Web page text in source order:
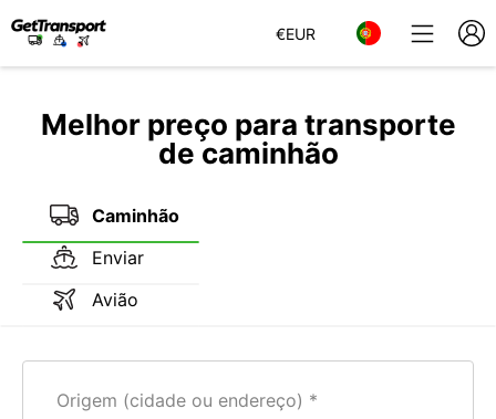
€EUR
Melhor preço para transporte
de caminhão
Caminhão
Enviar
Avião
Origem (cidade ou endereço)